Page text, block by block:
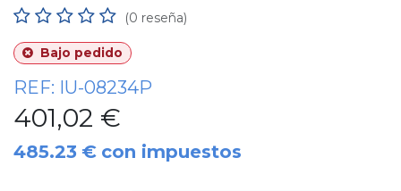
(0 reseña)
Bajo pedido
REF: IU-08234P
401,02 €
485.23 € con impuestos